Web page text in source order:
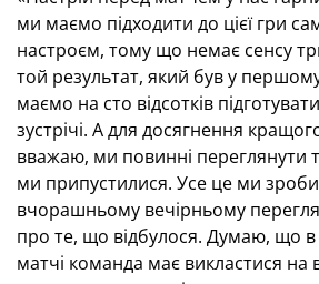
ми маємо підходити до цієї гри
настроєм, тому що немає сенсу
той результат, який був у
маємо на сто відсотків
зустрічі. А для досягнення
вважаю, ми повинні переглянути
ми припустилися. Усе це ми
вчорашньому вечірньому
про те, що відбулося. Думаю, що
матчі команда має викластися на